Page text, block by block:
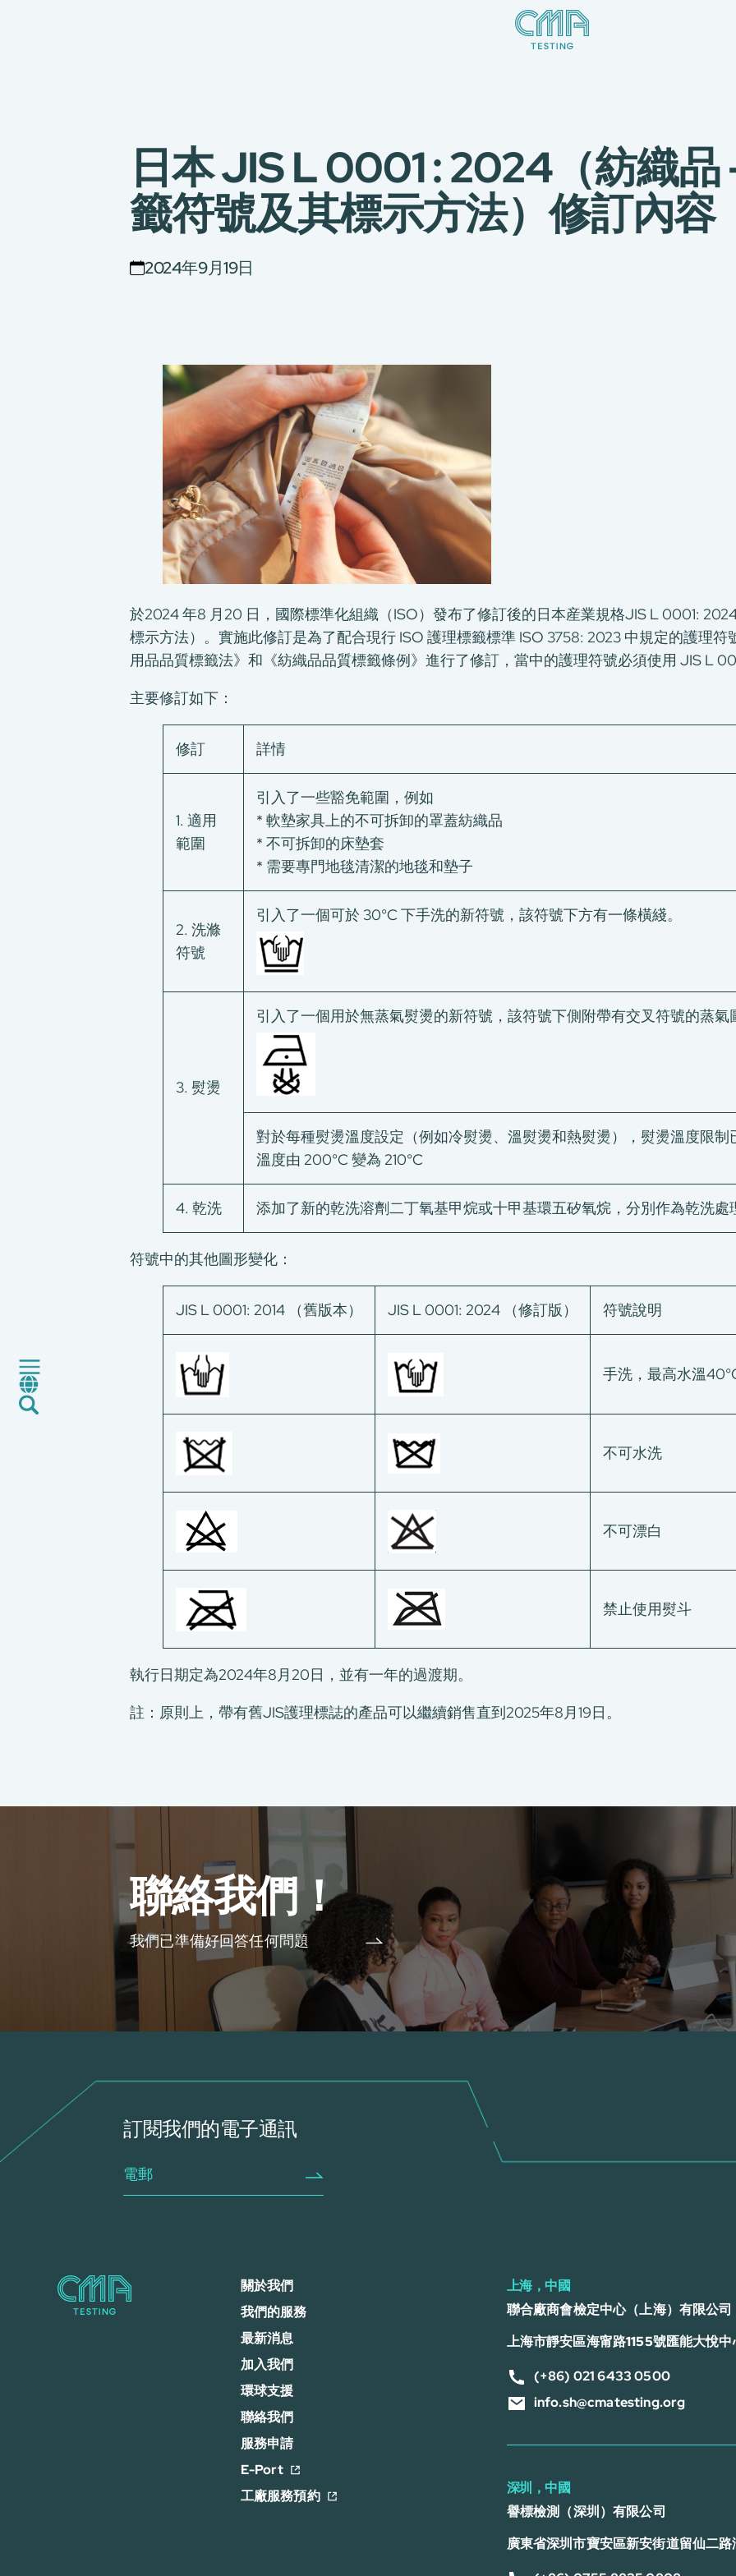
日本 JIS L 0001 : 2024（紡織品
籤符號及其標示方法）修訂內容
2024年9月19日
於2024 年8 月20 日，國際標準化組織（ISO）發布了修訂後的日本産業規格JIS L 0001:
標示方法）。實施此修訂是為了配合現行 ISO 護理標籤標準 ISO 3758: 2023 中規定的護理
用品品質標籤法》和《紡織品品質標籤條例》進行了修訂，當中的護理符號必須使用 JIS L
主要修訂如下：
修訂 詳情
1. 適用
範圍
引入了一些豁免範圍，例如
* 軟墊家具上的不可拆卸的罩蓋紡織品
* 不可拆卸的床墊套
* 需要專門地毯清潔的地毯和墊子
2. 洗滌
符號
引入了一個可於 30°C 下手洗的新符號，該符號下方有一條橫綫。
3. 熨燙
引入了一個用於無蒸氣熨燙的新符號，該符號下側附帶有交叉符號的蒸氣
對於每種熨燙溫度設定（例如冷熨燙、溫熨燙和熱熨燙），熨燙溫度限制
溫度由 200°C 變為 210°C
4. 乾洗 添加了新的乾洗溶劑二丁氧基甲烷或十甲基環五矽氧烷，分別作為乾洗處
符號中的其他圖形變化：
JIS L 0001: 2014 （舊版本） JIS L 0001: 2024 （修訂版） 符號說明
手洗，最高水溫
不可水洗
不可漂白
禁止使用熨斗
執行日期定為2024年8月20日，並有一年的過渡期。
註：原則上，帶有舊JIS護理標誌的產品可以繼續銷售直到2025年8月19日。
聯絡我們！
我們已準備好回答任何問題
訂閱我們的電子通訊
關於我們
我們的服務
最新消息
加入我們
環球支援
聯絡我們
服務申請
E-Port
工廠服務預約
上海，中國
聯合廠商會檢定中心（上海）有限公司
上海市靜安區海甯路1155號匯能大悅
(+86) 021 6433 0500
info.sh@cmatesting.org
深圳，中國
譽標檢測（深圳）有限公司
廣東省深圳市寶安區新安街道留仙二